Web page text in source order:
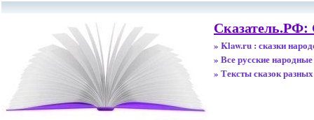
Сказатель.РФ:
» Klaw.ru : сказки
» Все русские народные
» Тексты сказок